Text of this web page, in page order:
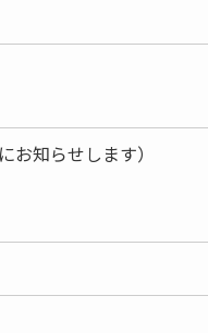
お知らせします）